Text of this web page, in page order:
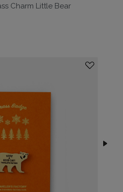
Charm Little Bear